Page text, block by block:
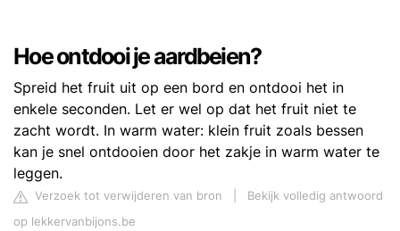
Hoe ontdooi je aardbeien?
Spreid het fruit uit op een bord en ontdooi het in
enkele seconden. Let er wel op dat het fruit niet te
zacht wordt. In warm water: klein fruit zoals bessen
kan je snel ontdooien door het zakje in warm water te
leggen.
Verzoek tot verwijderen van bron
Bekijk volledig antwoord
op lekkervanbijons.be